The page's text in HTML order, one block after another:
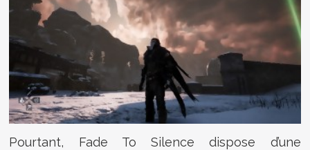
Pourtant, Fade To Silence dispose d’une